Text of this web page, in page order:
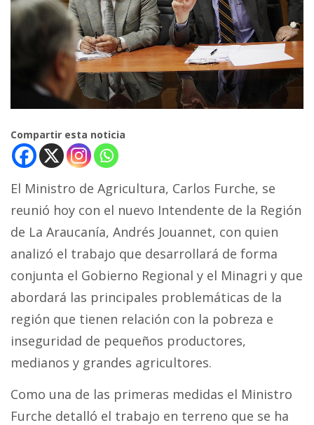
Compartir esta noticia
El Ministro de Agricultura, Carlos Furche, se
reunió hoy con el nuevo Intendente de la Región
de La Araucanía, Andrés Jouannet, con quien
analizó el trabajo que desarrollará de forma
conjunta el Gobierno Regional y el Minagri y que
abordará las principales problemáticas de la
región que tienen relación con la pobreza e
inseguridad de pequeños productores,
medianos y grandes agricultores.
Como una de las primeras medidas el Ministro
Furche detalló el trabajo en terreno que se ha